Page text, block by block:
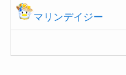
マリンデイジー